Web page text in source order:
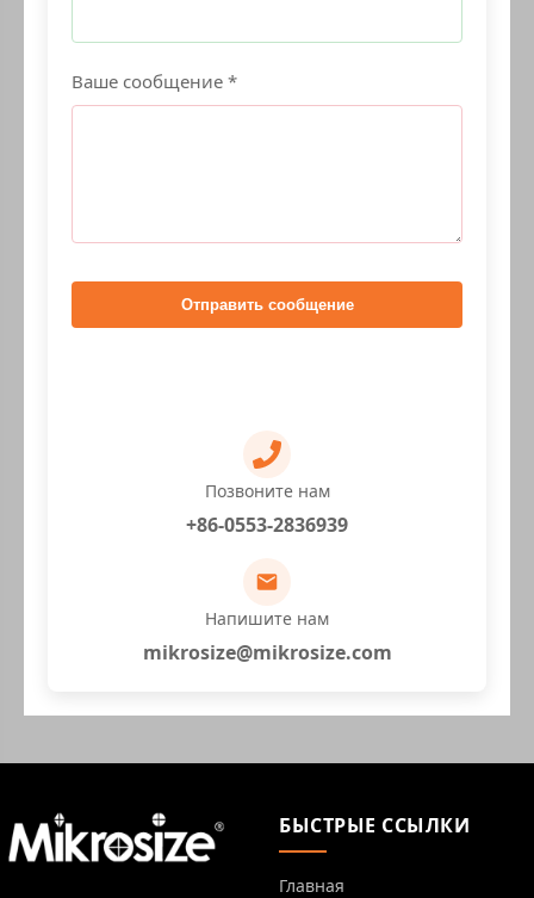
Ваше сообщение *
Отправить сообщение
Позвоните нам
+86-0553-2836939
Напишите нам
mikrosize@mikrosize.com
БЫСТРЫЕ ССЫЛКИ
Главная